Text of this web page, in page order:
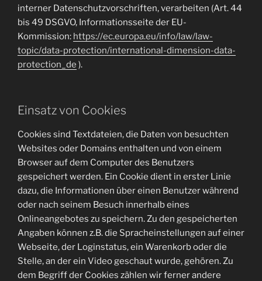
interner Datenschutzvorschriften, verarbeiten (Art. 44
bis 49 DSGVO, Informationsseite der EU-
Kommission: https://ec.europa.eu/info/law/law-
topic/data-protection/international-dimension-data-
protection_de ).
Einsatz von Cookies
Cookies sind Textdateien, die Daten von besuchten
Websites oder Domains enthalten und von einem
Browser auf dem Computer des Benutzers
gespeichert werden. Ein Cookie dient in erster Linie
dazu, die Informationen über einen Benutzer während
oder nach seinem Besuch innerhalb eines
Onlineangebotes zu speichern. Zu den gespeicherten
Angaben können z.B. die Spracheinstellungen auf einer
Webseite, der Loginstatus, ein Warenkorb oder die
Stelle, an der ein Video geschaut wurde, gehören. Zu
dem Begriff der Cookies zählen wir ferner andere